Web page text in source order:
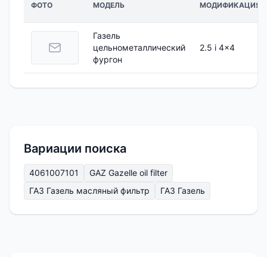
ФОТО МОДЕЛЬ МОДИФИКАЦИЯ
Газель
цельнометаллический
фургон
2.5 i 4x4
Вариации поиска
4061007101
GAZ Gazelle oil filter
ГАЗ Газель масляный фильтр
ГАЗ Газель